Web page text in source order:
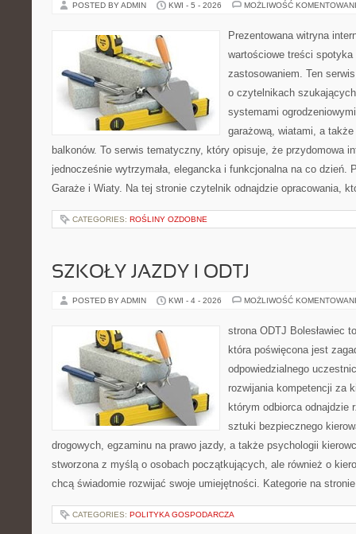
POSTED BY ADMIN KWI - 5 - 2026 MOŻLIWOŚĆ
Prezentowana witryna
wartościowe treści
zastosowaniem. Ten
o czytelnikach
systemami
garażową, wiatami, a
balkonów. To serwis tematyczny, który opisuje, że przydomowa
jednocześnie wytrzymała, elegancka i funkcjonalna na co dzień.
Garaże i Wiaty. Na tej stronie czytelnik odnajdzie opracowania,
CATEGORIES: ROŚLINY OZDOBNE
SZKOŁY JAZDY I ODTJ
POSTED BY ADMIN KWI - 4 - 2026 MOŻLIWOŚĆ
strona ODTJ Bolesławiec
która poświęcona jest
odpowiedzialnego
rozwijania kompetencji za
którym odbiorca odnajdzie
sztuki bezpiecznego
drogowych, egzaminu na prawo jazdy, a także psychologii
stworzona z myślą o osobach początkujących, ale również o
chcą świadomie rozwijać swoje umiejętności. Kategorie na
CATEGORIES: POLITYKA GOSPODARCZA